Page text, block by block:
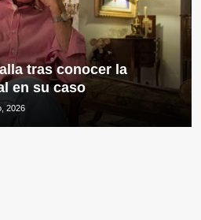
tras conocer la
en su caso
2026